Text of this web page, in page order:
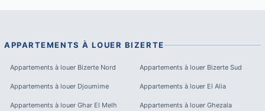
APPARTEMENTS À LOUER BIZERTE
Appartements à louer Bizerte Nord Appartements à louer Bizerte Sud
Appartements à louer Djoumime Appartements à louer El Alia
Appartements à louer Ghar El Melh Appartements à louer Ghezala